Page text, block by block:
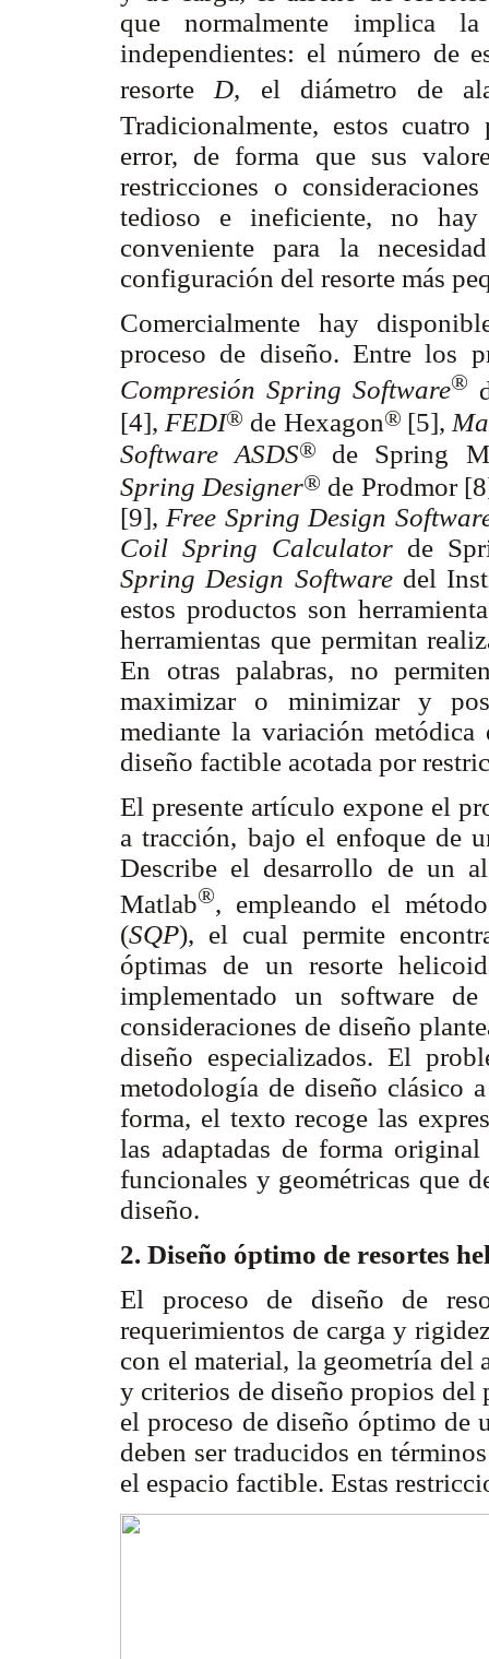
que normalmente implica
independientes: el número de
resorte D, el diámetro de
Tradicionalmente, estos
error, de forma que sus
restricciones o
tedioso e ineficiente, no
conveniente para la
configuración del resorte más
Comercialmente hay
proceso de diseño. Entre los
Compresión Spring Software®
[4], FEDI® de Hexagon® [5],
Software ASDS® de Spring
Spring Designer® de Prodmor
[9], Free Spring Design
Coil Spring Calculatorde
Spring Design Softwaredel
estos productos son
herramientas que permitan
En otras palabras, no
maximizar o minimizar y
mediante la variación
diseño factible acotada por
El presente artículo expone el
a tracción, bajo el enfoque de
Describe el desarrollo de un
Matlab®, empleando el
(SQP), el cual permite
óptimas de un resorte
implementado un software
consideraciones de diseño
diseño especializados. El
metodología de diseño clásico
forma, el texto recoge las
las adaptadas de forma
funcionales y geométricas que
diseño.
2. Diseño óptimo de resortes
El proceso de diseño de
requerimientos de carga y
con el material, la geometría del
y criterios de diseño propios del
el proceso de diseño óptimo de
deben ser traducidos en
el espacio factible. Estas